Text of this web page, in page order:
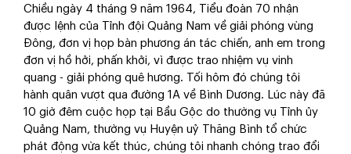
Chiều ngày 4 tháng 9 năm 1964, Tiểu đoàn 70 nhận
được lệnh của Tỉnh đội Quảng Nam về giải phóng vùng
Đông, đơn vị họp bàn phương án tác chiến, anh em trong
đơn vị hồ hởi, phấn khởi, vì được trao nhiệm vụ vinh
quang - giải phóng quê hương. Tối hôm đó chúng tôi
hành quân vượt qua đường 1A về Bình Dương. Lúc này đã
10 giờ đêm cuộc họp tại Bầu Gộc do thường vụ Tỉnh ủy
Quảng Nam, thường vụ Huyện uỷ Thăng Bình tổ chức
phát động vừa kết thúc, chúng tôi nhanh chóng trao đổi